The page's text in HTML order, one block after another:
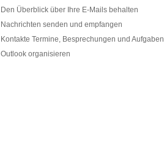
Den Überblick über Ihre E-Mails behalten
Nachrichten senden und empfangen
Kontakte Termine, Besprechungen und Aufgaben
Outlook organisieren